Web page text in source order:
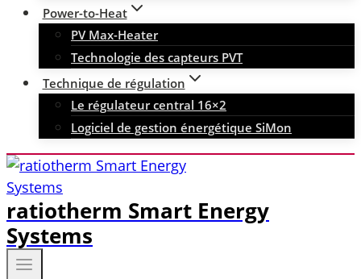
Power-to-Heat
PV Max-Heater
Technologie des capteurs PVT
Technique de régulation
Le régulateur central 16×2
Logiciel de gestion énergétique SiMon
ratiotherm Smart Energy
Systems